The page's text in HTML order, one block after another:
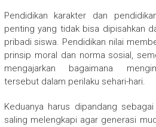
Pendidikan karakter dan
penting yang tidak bisa dipisahkan
pribadi siswa. Pendidikan nilai
prinsip moral dan norma sosial,
mengajarkan bagaimana
tersebut dalam perilaku sehari-hari.
Keduanya harus dipandang
saling melengkapi agar generasi